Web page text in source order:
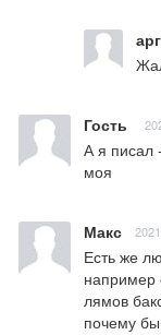
Гость
А я писал
моя
Макс
Есть же
например
лямов
почему